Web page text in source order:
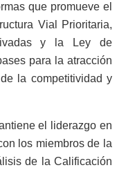
que promueve el
Vial Prioritaria,
y la Ley de
para la atracción
la competitividad y
el liderazgo en
los miembros de la
de la Calificación